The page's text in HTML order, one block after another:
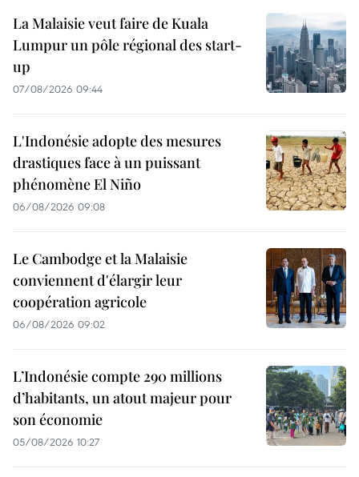
La Malaisie veut faire de Kuala
Lumpur un pôle régional des start-
up
07/08/2026 09:44
L'Indonésie adopte des mesures
drastiques face à un puissant
phénomène El Niño
06/08/2026 09:08
Le Cambodge et la Malaisie
conviennent d'élargir leur
coopération agricole
06/08/2026 09:02
L’Indonésie compte 290 millions
d’habitants, un atout majeur pour
son économie
05/08/2026 10:27